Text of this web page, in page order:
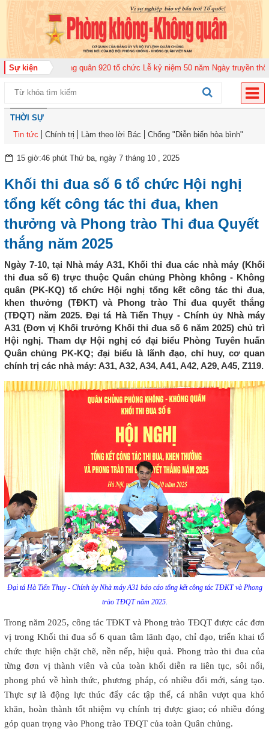
Sự kiện
đoàn Không quân 920 tổ chức Lễ kỷ niệm 50 năm Ngày truyền thống
THỜI SỰ
Tin tức
Chính trị Làm theo lời Bác Chống "Diễn biến hòa bình"
15 giờ:46 phút Thứ ba, ngày 7 tháng 10 , 2025
Khối thi đua số 6 tổ chức Hội nghị
tổng kết công tác thi đua, khen
thưởng và Phong trào Thi đua Quyết
thắng năm 2025
Ngày 7-10, tại Nhà máy A31, Khối thi đua các nhà máy (Khối
thi đua số 6) trực thuộc Quân chủng Phòng không - Không
quân (PK-KQ) tổ chức Hội nghị tổng kết công tác thi đua,
khen thưởng (TĐKT) và Phong trào Thi đua quyết thắng
(TĐQT) năm 2025. Đại tá Hà Tiến Thụy - Chính ủy Nhà máy
A31 (Đơn vị Khối trưởng Khối thi đua số 6 năm 2025) chủ trì
Hội nghị. Tham dự Hội nghị có đại biểu Phòng Tuyên huấn
Quân chủng PK-KQ; đại biểu là lãnh đạo, chỉ huy, cơ quan
chính trị các nhà máy: A31, A32, A34, A41, A42, A29, A45, Z119.
Đại tá Hà Tiến Thụy - Chính ủy Nhà máy A31 báo cáo tổng kết công tác TĐKT và Phong
trào TĐQT năm 2025.
Trong năm 2025, công tác TĐKT và Phong trào TĐQT được các đơn
vị trong Khối thi đua số 6 quan tâm lãnh đạo, chỉ đạo, triển khai tổ
chức thực hiện chặt chẽ, nền nếp, hiệu quả. Phong trào thi đua của
từng đơn vị thành viên và của toàn khối diễn ra liên tục, sôi nổi,
phong phú về hình thức, phương pháp, có nhiều đổi mới, sáng tạo.
Thực sự là động lực thúc đẩy các tập thể, cá nhân vượt qua khó
khăn, hoàn thành tốt nhiệm vụ chính trị được giao; có nhiều đóng
góp quan trọng vào Phong trào TĐQT của toàn Quân chủng.